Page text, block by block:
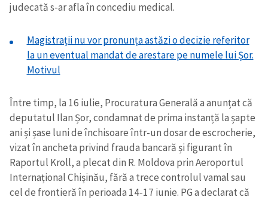
judecată s-ar afla în concediu medical.
Magistrații nu vor pronunța astăzi o decizie referitor
la un eventual mandat de arestare pe numele lui Șor.
Motivul
Între timp, la 16 iulie, Procuratura Generală a anunțat că
deputatul Ilan Șor, condamnat de prima instanță la șapte
ani și șase luni de închisoare într-un dosar de escrocherie,
vizat în ancheta privind frauda bancară și figurant în
Raportul Kroll, a plecat din R. Moldova prin Aeroportul
Internațional Chișinău, fără a trece controlul vamal sau
cel de frontieră în perioada 14-17 iunie. PG a declarat că